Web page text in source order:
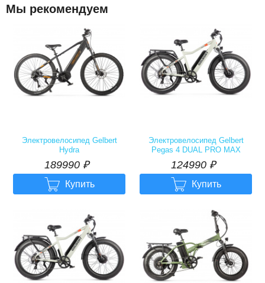
Мы рекомендуем
Электровелосипед Gelbert
Hydra
189990р.
189990 ₽
 Купить
Электровелосипед Gelbert
Pegas 4 DUAL PRO MAX
124990р.
124990 ₽
 Купить